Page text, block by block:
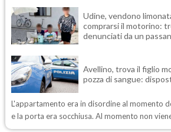
Udine, vendono
comprarsi il motorino:
denunciati da un
Avellino, trova il figlio
pozza di sangue:
L'appartamento era in disordine al momento
e la porta era socchiusa. Al momento non